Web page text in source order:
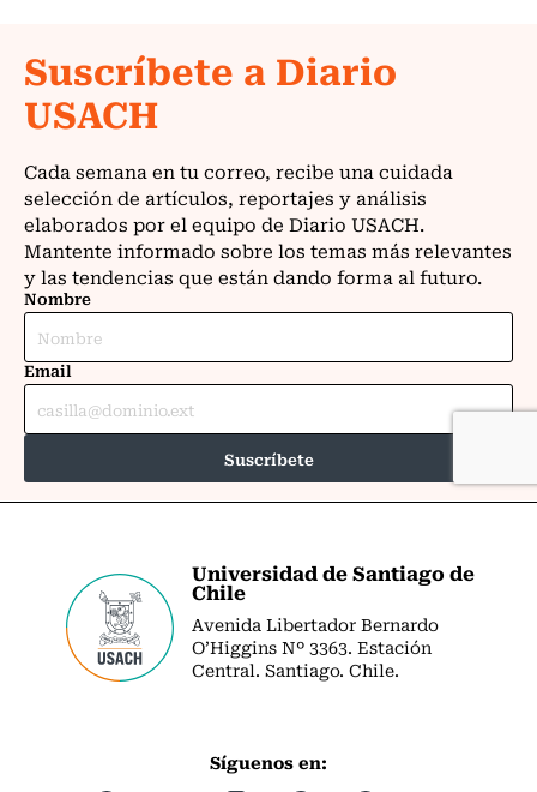
Universidad de Santiago de
Chile
Avenida Libertador Bernardo
O’Higgins Nº 3363. Estación
Central. Santiago. Chile.
Síguenos en: